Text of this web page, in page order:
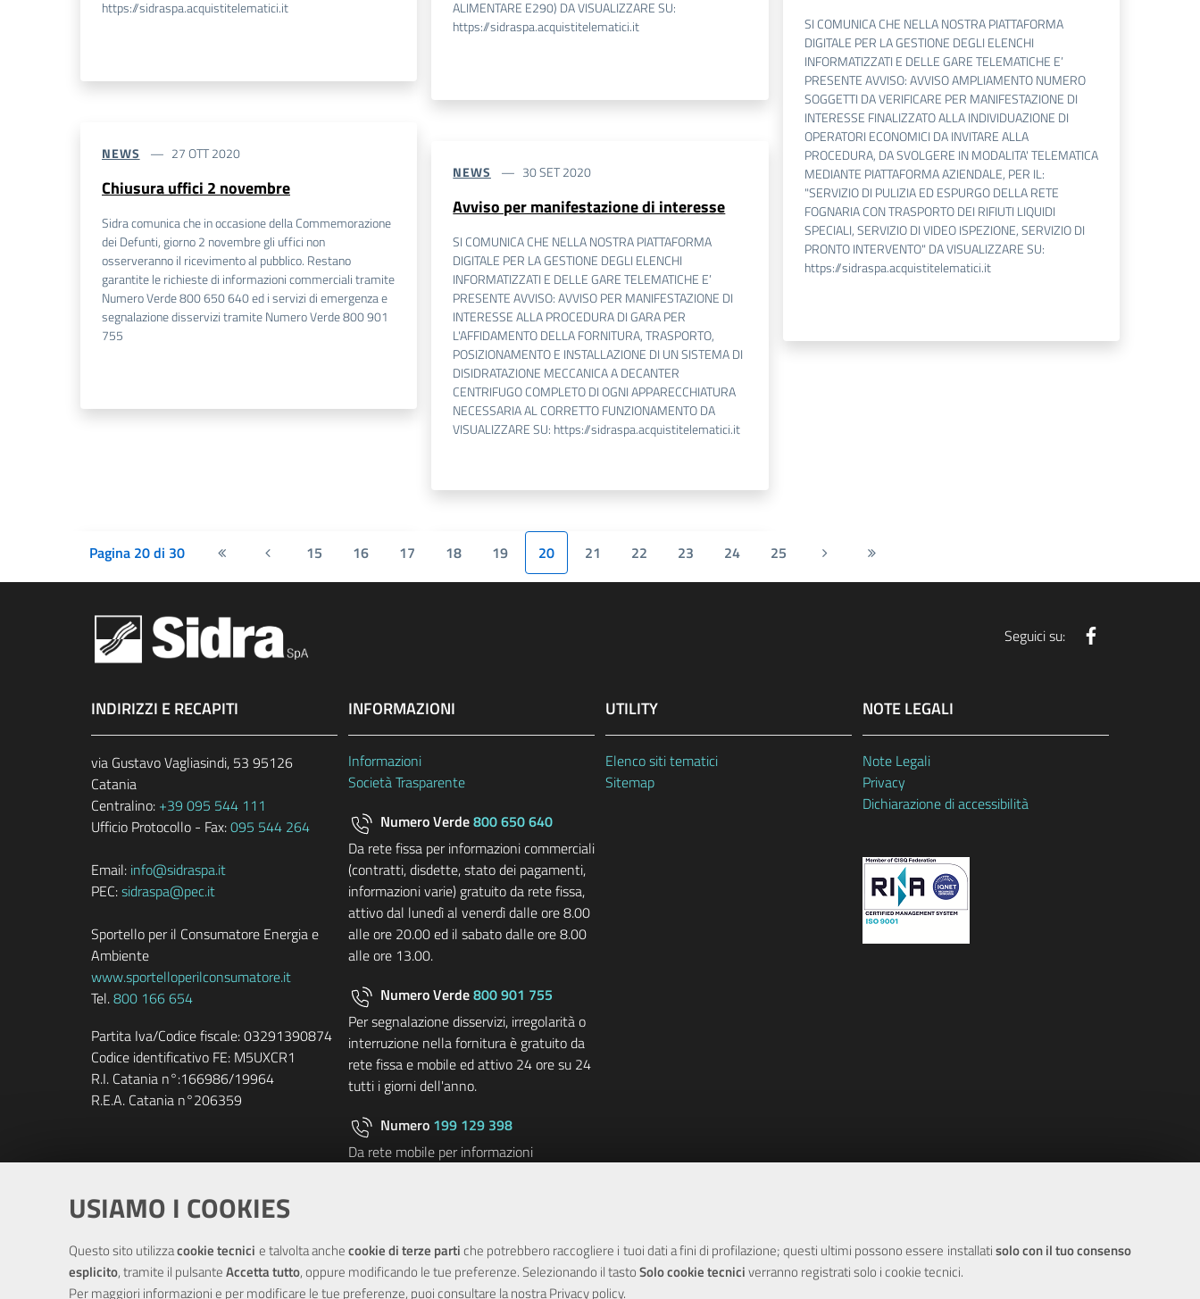
USIAMO I COOKIES
Questo sito utilizzacookie tecnici e talvolta anchecookie di terze partiche potrebbero raccogliere i tuoi dati a fini di profilazione; questi ultimi possono essere installatisolo con il tuo consenso
esplicito, tramite il pulsanteAccetta tutto, oppure modificando le tue preferenze. Selezionando il tastoSolo cookie tecniciverranno registrati solo i cookie tecnici.
Per maggiori informazioni e per modificare le tue preferenze, puoi consultare la nostraPrivacy policy.
https://sidraspa.acquistitelematici.it
NEWS 27 OTT 2020
Chiusura uffici 2 novembre
Sidra comunica che in occasione della Commemorazione
dei Defunti, giorno 2 novembre gli uffici non
osserveranno il ricevimento al pubblico. Restano
garantite le richieste di informazioni commerciali tramite
Numero Verde 800 650 640 ed i servizi di emergenza e
segnalazione disservizi tramite Numero Verde 800 901
755
ALIMENTARE E290) DA VISUALIZZARE SU:
https://sidraspa.acquistitelematici.it
NEWS 30 SET 2020
Avviso per manifestazione di interesse
SI COMUNICA CHE NELLA NOSTRA PIATTAFORMA
DIGITALE PER LA GESTIONE DEGLI ELENCHI
INFORMATIZZATI E DELLE GARE TELEMATICHE E’
PRESENTE AVVISO: AVVISO PER MANIFESTAZIONE DI
INTERESSE ALLA PROCEDURA DI GARA PER
L'AFFIDAMENTO DELLA FORNITURA, TRASPORTO,
POSIZIONAMENTO E INSTALLAZIONE DI UN SISTEMA DI
DISIDRATAZIONE MECCANICA A DECANTER
CENTRIFUGO COMPLETO DI OGNI APPARECCHIATURA
NECESSARIA AL CORRETTO FUNZIONAMENTO DA
VISUALIZZARE SU: https://sidraspa.acquistitelematici.it
SI COMUNICA CHE NELLA NOSTRA PIATTAFORMA
DIGITALE PER LA GESTIONE DEGLI ELENCHI
INFORMATIZZATI E DELLE GARE TELEMATICHE E’
PRESENTE AVVISO: AVVISO AMPLIAMENTO NUMERO
SOGGETTI DA VERIFICARE PER MANIFESTAZIONE DI
INTERESSE FINALIZZATO ALLA INDIVIDUAZIONE DI
OPERATORI ECONOMICI DA INVITARE ALLA
PROCEDURA, DA SVOLGERE IN MODALITA' TELEMATICA
MEDIANTE PIATTAFORMA AZIENDALE, PER IL:
"SERVIZIO DI PULIZIA ED ESPURGO DELLA RETE
FOGNARIA CON TRASPORTO DEI RIFIUTI LIQUIDI
SPECIALI, SERVIZIO DI VIDEO ISPEZIONE, SERVIZIO DI
PRONTO INTERVENTO" DA VISUALIZZARE SU:
https://sidraspa.acquistitelematici.it
Pagina 20 di 30 Prima paginaPagina precedente
15 16 17 18 19 20 21 22 23 24 25 Pagina successiva
Ultima pagina
Seguici su:
INDIRIZZI E RECAPITI
via Gustavo Vagliasindi, 53 95126
Catania
Centralino: +39 095 544 111
Ufficio Protocollo - Fax:095 544 264
Email: info@sidraspa.it
PEC:sidraspa@pec.it
Sportello per il Consumatore Energia e
Ambiente
www.sportelloperilconsumatore.it
Tel.800 166 654
Partita Iva/Codice fiscale: 03291390874
Codice identificativo FE: M5UXCR1
R.I. Catania n°:166986/19964
R.E.A. Catania n°206359
INFORMAZIONI
Informazioni
Società Trasparente
Numero Verde800 650 640
Da rete fissa per informazioni commerciali
(contratti, disdette, stato dei pagamenti,
informazioni varie) gratuito da rete fissa,
attivo dal lunedì al venerdì dalle ore 8.00
alle ore 20.00 ed il sabato dalle ore 8.00
alle ore 13.00.
Numero Verde800 901 755
Per segnalazione disservizi, irregolarità o
interruzione nella fornitura è gratuito da
rete fissa e mobile ed attivo 24 ore su 24
tutti i giorni dell'anno.
Numero 199 129 398
Da rete mobile per informazioni
lunedì al venerdì dalle ore 8.00 alle ore
20.00 ed il sabato dalle ore 8.00 alle ore
UTILITY
Elenco siti tematici
Sitemap
NOTE LEGALI
Note Legali
Privacy
Dichiarazione di accessibilità